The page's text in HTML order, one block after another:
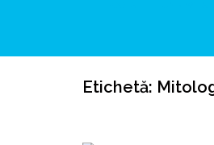
Etichetă: